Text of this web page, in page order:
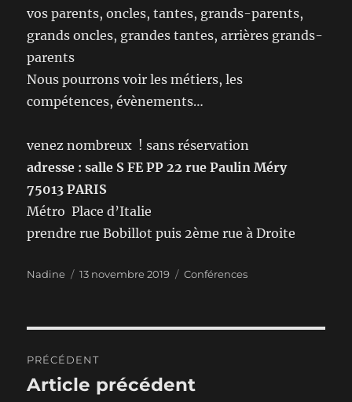
vos parents, oncles, tantes, grands-parents,
grands oncles, grandes tantes, arrières grands-
parents
Nous pourrons voir les métiers, les
compétences, évènements…
venez nombreux ! sans réservation
adresse : salle S FE PP 22 rue Paulin Méry
75013 PARIS
Métro Place d’Italie
prendre rue Bobillot puis 2ème rue à Droite
Auteur
Nadine
Publié
13 novembre 2019 Catégories
Conférences
de
PRÉCÉDENT
Publication
Article précédent